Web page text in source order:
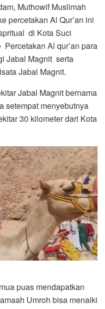
Muthowif Muslimah
percetakan Al Qur’an ini
di Kota Suci
Al qur’an para
Jabal Magnit serta
Jabal Magnit.
Jabal Magnit bernama
setempat menyebutnya
30 kilometer dari Kota
puas mendapatkan
Umroh bisa menaiki